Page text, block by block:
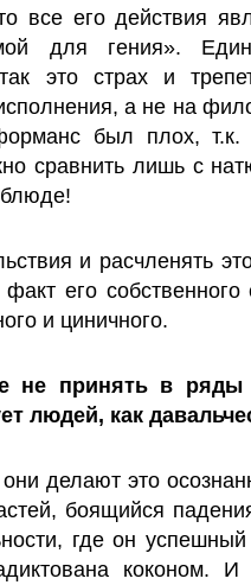
все его действия
для гения».
это страх и
а не на
был плох, т.к.
сравнить лишь с
и расчленять
его собственного
и циничного.
не принять в ряды
людей, как
делают это
боящийся
где он
коконом. И